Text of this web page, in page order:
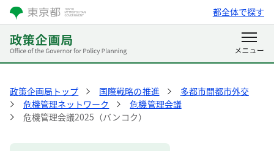
都全体で探す
政策企画局トップ 国際戦略の推進
多都市間都市外交
危機管理ネットワーク
危機管理会議
危機管理会議2025（バンコク）